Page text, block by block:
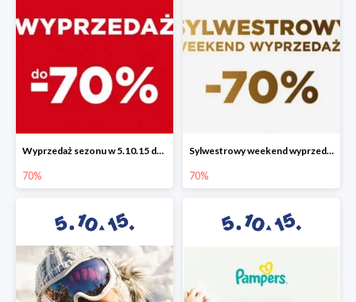
Wyprzedaż sezonu w 5.10.15 do -70%
70%
Sylwestrowy weekend wyprzedaży do -70%
70%